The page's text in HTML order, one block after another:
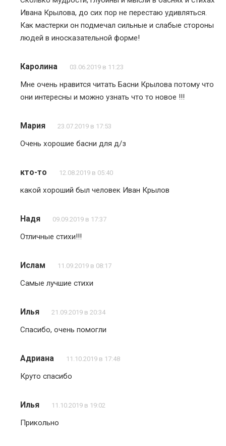
Ивана Крылова, до сих пор не перестаю удивляться.
Как мастерки он подмечал сильные и слабые стороны
людей в иносказательной форме!
Каролина 03.06.2019 в 11:23
Мне очень нравится читать Басни Крылова потому что
они интересны и можно узнать что то новое !!!
Мария 23.07.2019 в 17:53
Очень хорошие басни для д/з
кто-то 12.08.2019 в 05:40
какой хороший был человек Иван Крылов
Надя 09.09.2019 в 17:37
Отличные стихи!!!
Ислам 11.09.2019 в 08:17
Самые лучшие стихи
Илья 21.09.2019 в 20:34
Спасибо, очень помогли
Адриана 11.10.2019 в 17:48
Круто спасибо
Илья 11.10.2019 в 19:02
Прикольно